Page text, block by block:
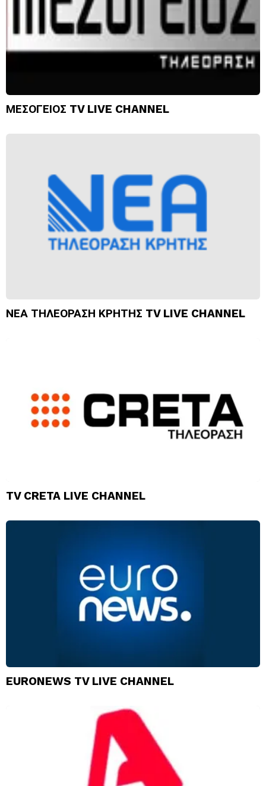
ΜΕΣΟΓΕΙΟΣ TV LIVE CHANNEL
ΝΕΑ ΤΗΛΕΟΡΑΣΗ ΚΡΗΤΗΣ TV LIVE CHANNEL
TV CRETA LIVE CHANNEL
EURONEWS TV LIVE CHANNEL